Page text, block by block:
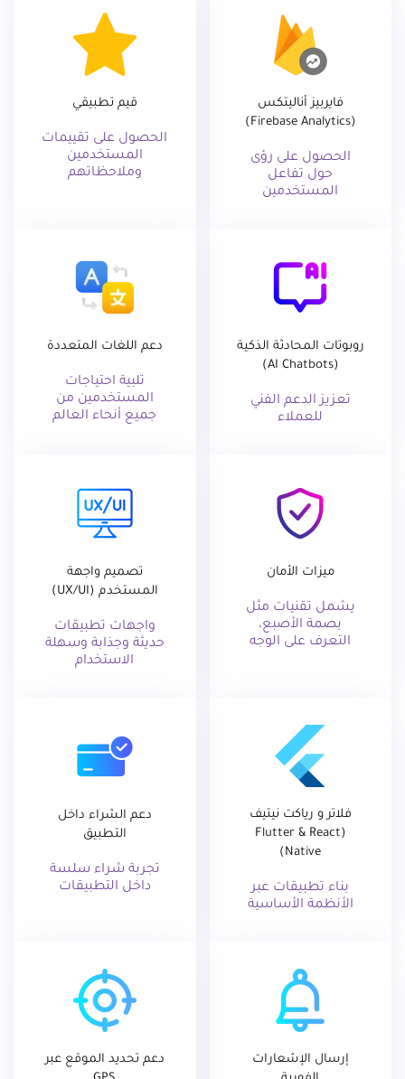
فايربيز أناليتكس
(Firebase Analytics)
الحصول على رؤى
حول تفاعل
المستخدمين
قيم تطبيقي
الحصول على تقييمات
المستخدمين
وملاحظاتهم
روبوتات المحادثة الذكية
(AI Chatbots)
تعزيز الدعم الفني
للعملاء
دعم اللغات المتعددة
تلبية احتياجات
المستخدمين من
جميع أنحاء العالم
ميزات الأمان
يشمل تقنيات مثل
بصمة الأصبع،
التعرف على الوجه
تصميم واجهة
المستخدم (UX/UI)
واجهات تطبيقات
حديثة وجذابة وسهلة
الاستخدام
فلاتر و رياكت نيتيف
(Flutter & React
Native)
بناء تطبيقات عبر
الأنظمة الأساسية
دعم الشراء داخل
التطبيق
تجربة شراء سلسة
داخل التطبيقات
إرسال الإشعارات
دعم تحديد الموقع عبر